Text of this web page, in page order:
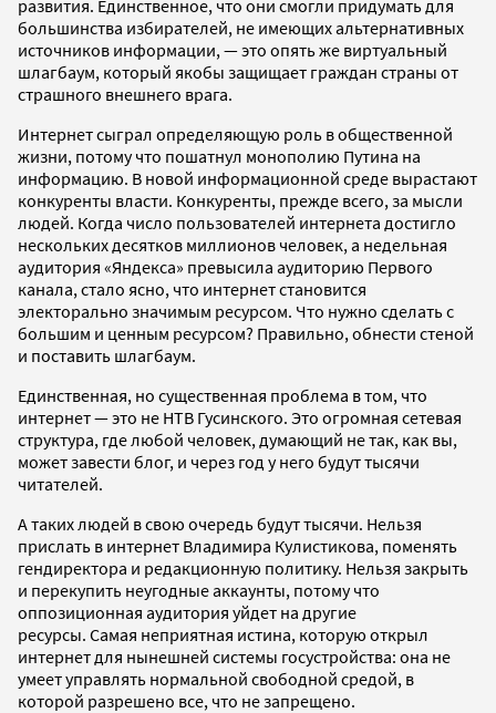
развития. Единственное, что они смогли придумать для
большинства избирателей, не имеющих альтернативных
источников информации, — это опять же виртуальный
шлагбаум, который якобы защищает граждан страны от
страшного внешнего врага.
Интернет сыграл определяющую роль в общественной
жизни, потому что пошатнул монополию Путина на
информацию. В новой информационной среде вырастают
конкуренты власти. Конкуренты, прежде всего, за мысли
людей. Когда число пользователей интернета достигло
нескольких десятков миллионов человек, а недельная
аудитория «Яндекса» превысила аудиторию Первого
канала, стало ясно, что интернет становится
электорально значимым ресурсом. Что нужно сделать с
большим и ценным ресурсом? Правильно, обнести стеной
и поставить шлагбаум.
Единственная, но существенная проблема в том, что
интернет — это не НТВ Гусинского. Это огромная сетевая
структура, где любой человек, думающий не так, как вы,
может завести блог, и через год у него будут тысячи
читателей.
А таких людей в свою очередь будут тысячи. Нельзя
прислать в интернет Владимира Кулистикова, поменять
гендиректора и редакционную политику. Нельзя закрыть
и перекупить неугодные аккаунты, потому что
оппозиционная аудитория уйдет на другие
ресурсы. Самая неприятная истина, которую открыл
интернет для нынешней системы госустройства: она не
умеет управлять нормальной свободной средой, в
которой разрешено все, что не запрещено.